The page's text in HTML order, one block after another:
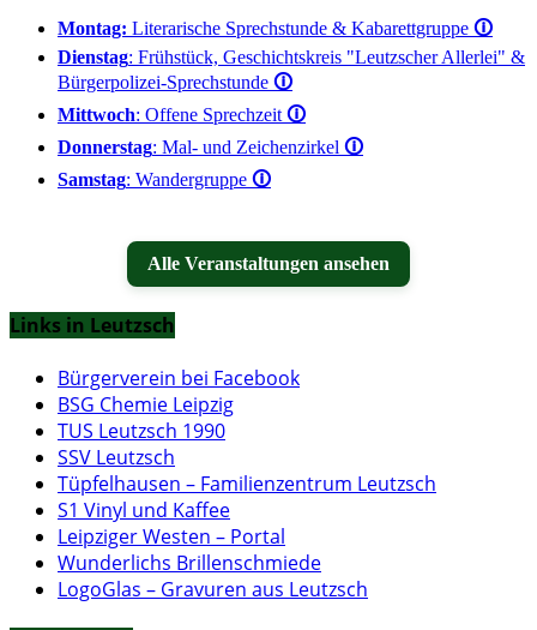
Montag: Literarische Sprechstunde & Kabarettgruppe 🛈
Dienstag: Frühstück, Geschichtskreis "Leutzscher Allerlei" &
Bürgerpolizei-Sprechstunde 🛈
Mittwoch: Offene Sprechzeit 🛈
Donnerstag: Mal- und Zeichenzirkel 🛈
Samstag: Wandergruppe 🛈
Alle Veranstaltungen ansehen
Links in Leutzsch
Bürgerverein bei Facebook
BSG Chemie Leipzig
TUS Leutzsch 1990
SSV Leutzsch
Tüpfelhausen – Familienzentrum Leutzsch
S1 Vinyl und Kaffee
Leipziger Westen – Portal
Wunderlichs Brillenschmiede
LogoGlas – Gravuren aus Leutzsch